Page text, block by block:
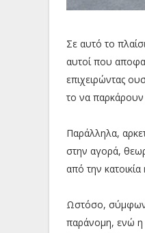
Σε αυτό το
αυτοί που
επιχειρώντας
το να παρκάρουν
Παράλληλα,
στην αγορά,
από την
Ωστόσο,
παράνομη, ενώ η